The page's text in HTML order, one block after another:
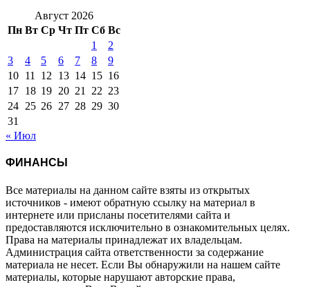
Август 2026
Пн Вт Ср Чт Пт Сб Вс
1
2
3
4 5 6 7 8
9
10 11 12 13 14 15 16
17 18 19 20 21 22 23
24 25 26 27 28 29 30
31
« Июл
ФИНАНСЫ
Все материалы на данном сайте взяты из открытых
источников - имеют обратную ссылку на материал в
интернете или присланы посетителями сайта и
предоставляются исключительно в ознакомительных целях.
Права на материалы принадлежат их владельцам.
Администрация сайта ответственности за содержание
материала не несет. Если Вы обнаружили на нашем сайте
материалы, которые нарушают авторские права,